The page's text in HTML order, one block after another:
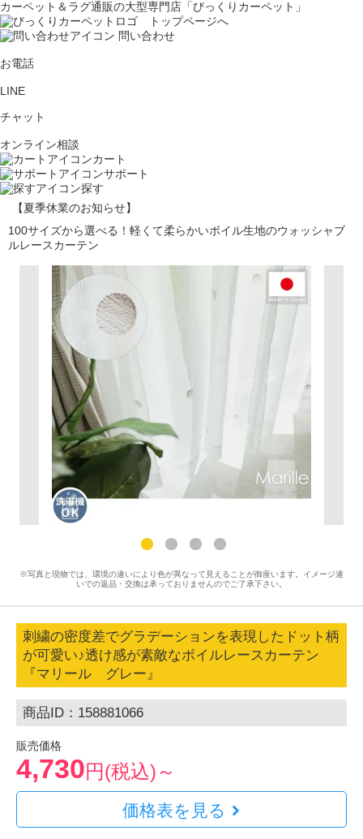
カーペット＆ラグ通販の大型専門店「びっくりカーペット」
問い合わせ
お電話
LINE
チャット
オンライン相談
カート
サポート
探す
【夏季休業のお知らせ】
100サイズから選べる！軽くて柔らかいボイル生地のウォッシャブ
ルレースカーテン
※写真と現物では、環境の違いにより色が異なって見えることが御座います。イメージ違
いでの返品・交換は承っておりませんのでご了承下さい。
刺繍の密度差でグラデーションを表現したドット柄
が可愛い♪透け感が素敵なボイルレースカーテン
『マリール グレー』
商品ID：158881066
販売価格
4,730円(税込)～
価格表を見る